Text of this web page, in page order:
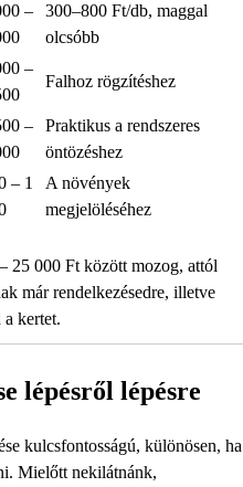
–
300–800 Ft/db, maggal
olcsóbb
–
Falhoz rögzítéshez
–
Praktikus a rendszeres
öntözéshez
– 1
A növények
megjelöléséhez
25 000 Ft között mozog, attól
már rendelkezésedre, illetve
kertet.
lépésről lépésre
kulcsfontosságú, különösen, ha
Mielőtt nekilátnánk,